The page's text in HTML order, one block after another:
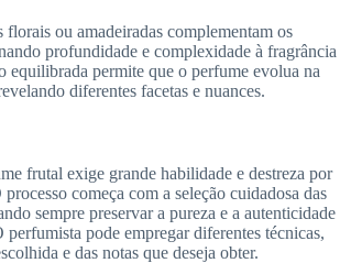
florais ou amadeiradas complementam os
profundidade e complexidade à fragrância
equilibrada permite que o perfume evolua na
diferentes facetas e nuances.
frutal exige grande habilidade e destreza por
começa com a seleção cuidadosa das
sempre preservar a pureza e a autenticidade
perfumista pode empregar diferentes técnicas,
e das notas que deseja obter.